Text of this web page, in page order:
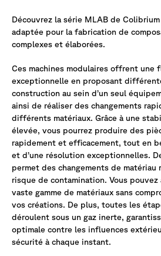
Découvrez la série MLAB de
adaptée pour la fabrication de
complexes et élaborées.
Ces machines modulaires offrent une
exceptionnelle en proposant
construction au sein d’un seul
ainsi de réaliser des changements
différents matériaux. Grâce à une
élevée, vous pourrez produire des
rapidement et efficacement, tout en
et d’une résolution exceptionnelles.
permet des changements de matériau
risque de contamination. Vous
vaste gamme de matériaux sans
vos créations. De plus, toutes les
déroulent sous un gaz inerte,
optimale contre les influences
sécurité à chaque instant.